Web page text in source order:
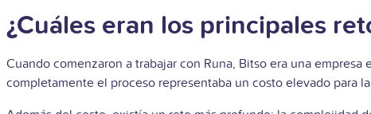
¿Cuáles eran los principales
Cuando comenzaron a trabajar con Runa, Bitso era una
completamente el proceso representaba un costo elevado para